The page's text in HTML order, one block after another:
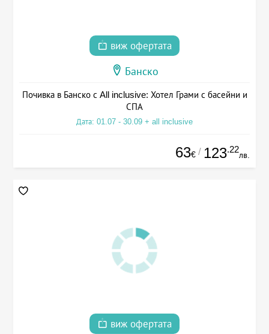
виж офертата
Банско
Почивка в Банско с All inclusive: Хотел Грами с басейни и
СПА
Дата: 01.07 - 30.09 + all inclusive
63€ / 123.22
лв.
виж офертата